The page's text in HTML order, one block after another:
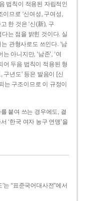
법칙이 적용된 자립적인
이므로 ‘신여성, 구여성,
한 것은 ‘신(新), 구
는 점을 밝힌 것이다. 실
는 관형사로도 쓰인다. ‘남
아니지만, ‘남존’, ‘여
어 두음 법칙이 적용된 형
구년도’ 등은 발음이 [신
는 구조이므로 이 규정이
붙여 쓰는 경우에도, 결
‘한국 여자 농구 연맹’을
는 “표준국어대사전”에서